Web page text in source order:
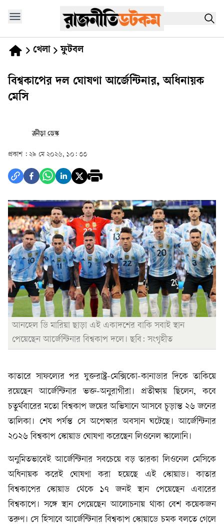
খেলা ফুটবল
বিশ্বকাপের দল ঘোষণা আর্জেন্টিনার, অধিনায়ক
মেসি
ক্রীড়া ডেস্ক
প্রকাশ : ২৯ মে ২০২৬, ১০: ৩৩
আনহেল ডি মারিয়া ছাড়া এই একাদশের বাকি সবাই স্থান
পেয়েছেন আর্জেন্টিনার বিশ্বকাপ দলে। ছবি: সংগৃহীত
কাতারে সাফল্যের পর যুক্তরাষ্ট্র-মেক্সিকো-কানাডার দিকে তাকিয়ে
রয়েছেন আর্জেন্টিনার ভক্ত-অনুরাগীরা। প্রতীক্ষায় ছিলেন, কবে
চতুর্থবারের মতো বিশ্বকাপ জয়ের অভিযানে আসবে চূড়ান্ত ২৬ জনের
তালিকা। শেষ পর্যন্ত সে অপেক্ষার অবসান ঘটেছে। আর্জেন্টিনার
২০২৬ বিশ্বকাপ স্কোয়াড ঘোষণা করেছেন লিওনেল স্কালোনি।
অনুমিতভাবেই আর্জেন্টিনার সবচেয়ে বড় তারকা লিওনেল মেসিকে
অধিনায়ক করেই ঘোষণা করা হয়েছে এই স্কোয়াড। কাতার
বিশ্বকাপের স্কোয়াড থেকে ১৭ জনই স্থান পেয়েছেন এবারের
বিশ্বকাপে। সঙ্গে স্থান পেয়েছেন আলোচনায় থাকা বেশ কয়েকজন
তরুণ। সে হিসাবে আর্জেন্টিনার বিশ্বকাপ স্কোয়াডে চমক বলতে গেলে